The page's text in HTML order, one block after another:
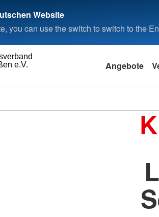
Website
you can use the switch to switch to the
e.V. Angebote